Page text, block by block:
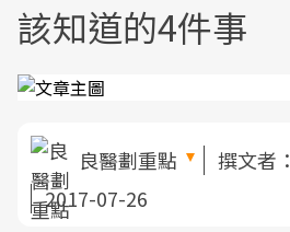
該知道的4件事
良醫劃重點 撰文者：
2017-07-26